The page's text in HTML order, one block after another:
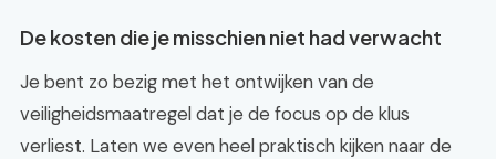
De kosten die je misschien niet had verwacht
Je bent zo bezig met het ontwijken van de
veiligheidsmaatregel dat je de focus op de klus
verliest. Laten we even heel praktisch kijken naar de